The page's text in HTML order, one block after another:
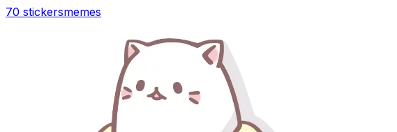
70 stickersmemes